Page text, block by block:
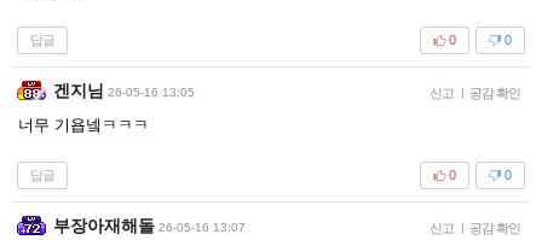
답글 0
0
겐지님 26-05-16 13:05 신고 | 공감 확인
너무 기욥넼ㅋㅋㅋ
답글 0
0
부장아재해돌 26-05-16 13:07 신고 | 공감 확인